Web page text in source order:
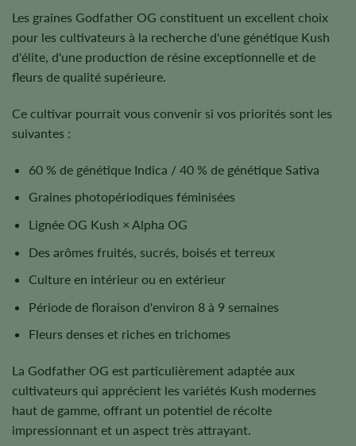
Les graines Godfather OG constituent un excellent choix
pour les cultivateurs à la recherche d'une génétique Kush
d'élite, d'une production de résine exceptionnelle et de
fleurs de qualité supérieure.
Ce cultivar pourrait vous convenir si vos priorités sont les
suivantes :
60 % de génétique Indica / 40 % de génétique Sativa
Graines photopériodiques féminisées
Lignée OG Kush × Alpha OG
Des arômes fruités, sucrés, boisés et terreux
Culture en intérieur ou en extérieur
Période de floraison d'environ 8 à 9 semaines
Fleurs denses et riches en trichomes
La Godfather OG est particulièrement adaptée aux
cultivateurs qui apprécient les variétés Kush modernes
haut de gamme, offrant un potentiel de récolte
impressionnant et un aspect très attrayant.